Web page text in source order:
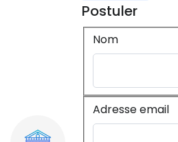
Postuler
Nom
Adresse email